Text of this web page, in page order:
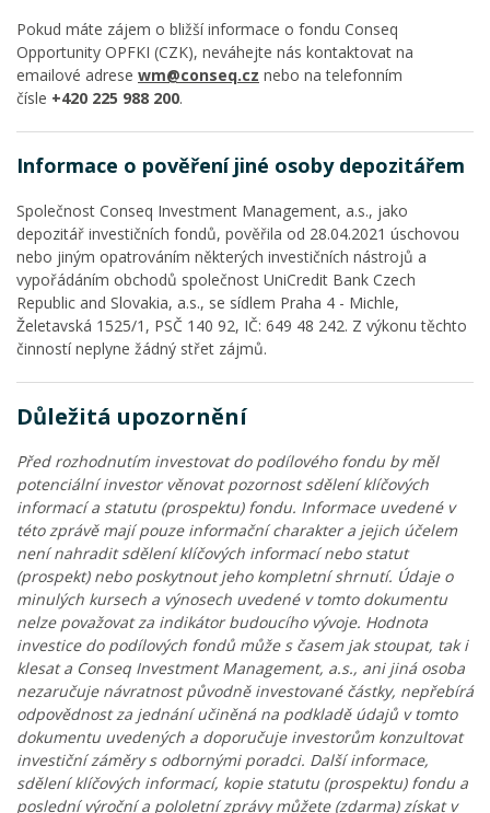
Pokud máte zájem o bližší informace o fondu Conseq
Opportunity OPFKI (CZK), neváhejte nás kontaktovat na
emailové adrese wm@conseq.cz nebo na telefonním
čísle +420 225 988 200.
Informace o pověření jiné osoby depozitářem
Společnost Conseq Investment Management, a.s., jako
depozitář investičních fondů, pověřila od 28.04.2021 úschovou
nebo jiným opatrováním některých investičních nástrojů a
vypořádáním obchodů společnost UniCredit Bank Czech
Republic and Slovakia, a.s., se sídlem Praha 4 - Michle,
Želetavská 1525/1, PSČ 140 92, IČ: 649 48 242. Z výkonu těchto
činností neplyne žádný střet zájmů.
Důležitá upozornění
Před rozhodnutím investovat do podílového fondu by měl
potenciální investor věnovat pozornost sdělení klíčových
informací a statutu (prospektu) fondu. Informace uvedené v
této zprávě mají pouze informační charakter a jejich účelem
není nahradit sdělení klíčových informací nebo statut
(prospekt) nebo poskytnout jeho kompletní shrnutí. Údaje o
minulých kursech a výnosech uvedené v tomto dokumentu
nelze považovat za indikátor budoucího vývoje. Hodnota
investice do podílových fondů může s časem jak stoupat, tak i
klesat a Conseq Investment Management, a.s., ani jiná osoba
nezaručuje návratnost původně investované částky, nepřebírá
odpovědnost za jednání učiněná na podkladě údajů v tomto
dokumentu uvedených a doporučuje investorům konzultovat
investiční záměry s odbornými poradci. Další informace,
sdělení klíčových informací, kopie statutu (prospektu) fondu a
poslední výroční a pololetní zprávy můžete (zdarma) získat v